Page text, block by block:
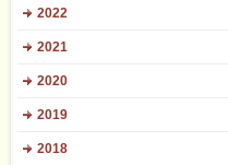
2022
2021
2020
2019
2018